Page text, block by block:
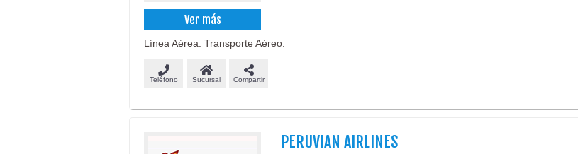
Ver más
Línea Aérea. Transporte Aéreo.
Teléfono Sucursal Compartir
PERUVIAN AIRLINES